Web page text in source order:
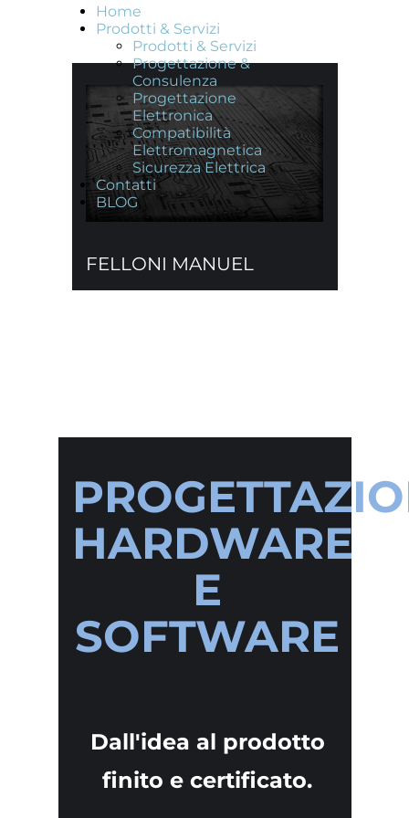
FELLONI MANUEL
HARDWARE
E
SOFTWARE
Home
Prodotti & Servizi
Prodotti & Servizi
Progettazione &
Consulenza
Progettazione
Elettronica
Compatibilità
Elettromagnetica
Sicurezza Elettrica
Contatti
BLOG
Dall'idea al prodotto
finito e certificato.